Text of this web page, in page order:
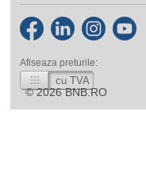
Afiseaza preturile:
cu TVA
© 2026BNB.RO